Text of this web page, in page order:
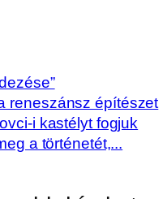
reneszánsz építészet
i kastélyt fogjuk
a történetét,...